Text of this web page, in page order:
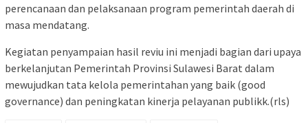
perencanaan dan pelaksanaan program pemerintah daerah di
masa mendatang.
Kegiatan penyampaian hasil reviu ini menjadi bagian dari upaya
berkelanjutan Pemerintah Provinsi Sulawesi Barat dalam
mewujudkan tata kelola pemerintahan yang baik (good
governance) dan peningkatan kinerja pelayanan publikk.(rls)